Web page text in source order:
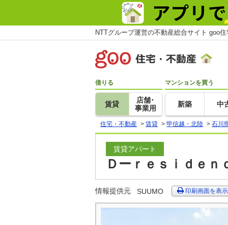
NTTグループ運営の不動産総合サイト goo
借りる
賃貸
店舗･
事業用
マンションを買う
新築 中
住宅・不動産 > 賃貸 > 甲信越・北陸 > 石川
賃貸アパート
Ｄーｒｅｓｉｄｅ
情報提供元 SUUMO 印刷画面を表示